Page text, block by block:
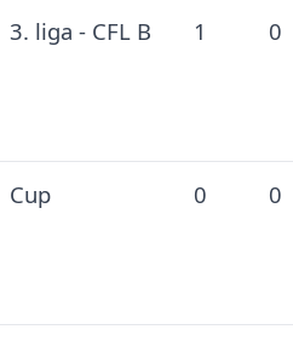
3. liga - CFL B 1 0
Cup 0 0